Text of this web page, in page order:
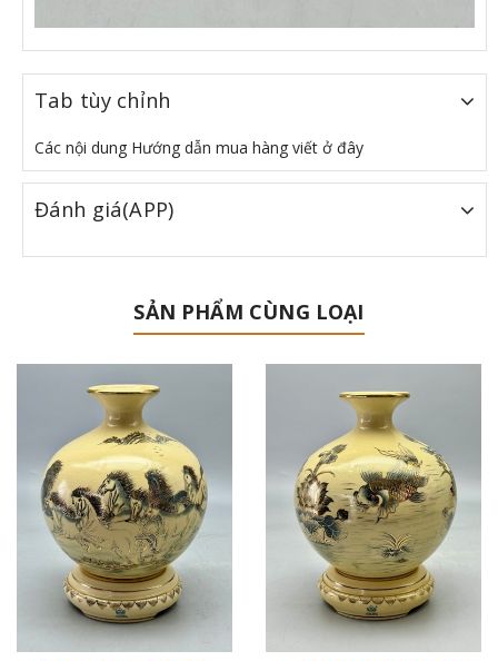
Tab tùy chỉnh
Các nội dung Hướng dẫn mua hàng viết ở đây
Đánh giá(APP)
SẢN PHẨM CÙNG LOẠI